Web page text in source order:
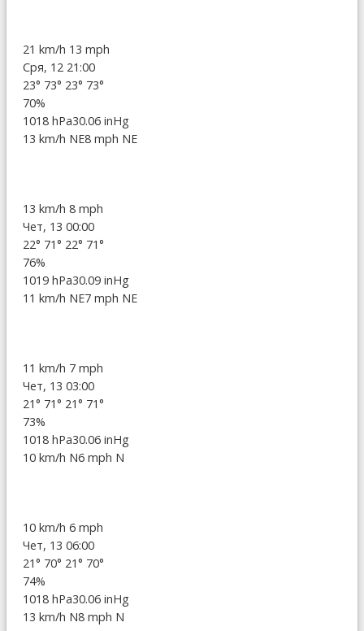
21 km/h 13 mph
Сря, 12 21:00
23° 73° 23° 73°
70%
1018 hPa30.06 inHg
13 km/h NE8 mph NE
13 km/h 8 mph
Чет, 13 00:00
22° 71° 22° 71°
76%
1019 hPa30.09 inHg
11 km/h NE7 mph NE
11 km/h 7 mph
Чет, 13 03:00
21° 71° 21° 71°
73%
1018 hPa30.06 inHg
10 km/h N6 mph N
10 km/h 6 mph
Чет, 13 06:00
21° 70° 21° 70°
74%
1018 hPa30.06 inHg
13 km/h N8 mph N